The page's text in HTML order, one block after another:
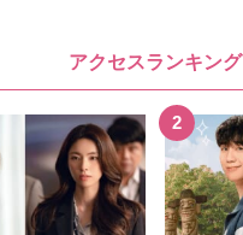
アクセスランキング